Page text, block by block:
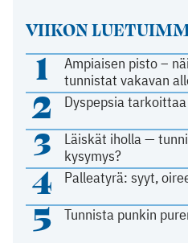
VIIKON
1
Ampiaisen pisto –
tunnistat vakavan
2 Dyspepsia
3
Läiskät iholla —
kysymys?
4 Palleatyrä: syyt,
5 Tunnista punkin